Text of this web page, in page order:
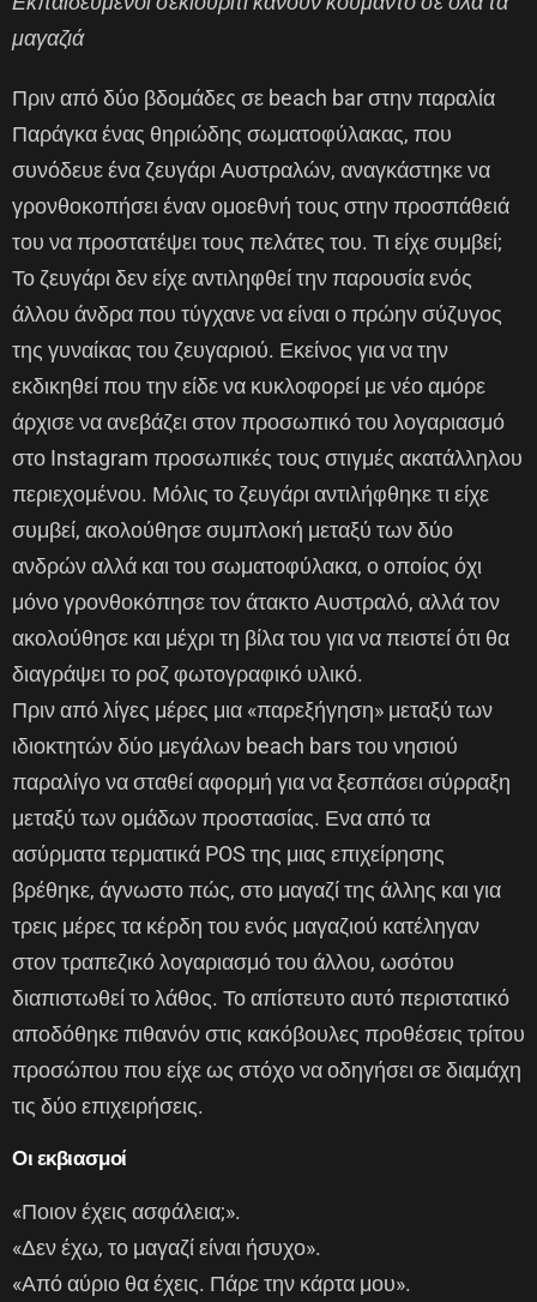
μαγαζιά
Πριν από δύο βδομάδες σε beach bar στην παραλία
Παράγκα ένας θηριώδης σωματοφύλακας, που
συνόδευε ένα ζευγάρι Αυστραλών, αναγκάστηκε να
γρονθοκοπήσει έναν ομοεθνή τους στην προσπάθειά
του να προστατέψει τους πελάτες του. Τι είχε συμβεί;
Το ζευγάρι δεν είχε αντιληφθεί την παρουσία ενός
άλλου άνδρα που τύγχανε να είναι ο πρώην σύζυγος
της γυναίκας του ζευγαριού. Εκείνος για να την
εκδικηθεί που την είδε να κυκλοφορεί με νέο αμόρε
άρχισε να ανεβάζει στον προσωπικό του λογαριασμό
στο Instagram προσωπικές τους στιγμές ακατάλληλου
περιεχομένου. Μόλις το ζευγάρι αντιλήφθηκε τι είχε
συμβεί, ακολούθησε συμπλοκή μεταξύ των δύο
ανδρών αλλά και του σωματοφύλακα, ο οποίος όχι
μόνο γρονθοκόπησε τον άτακτο Αυστραλό, αλλά τον
ακολούθησε και μέχρι τη βίλα του για να πειστεί ότι θα
διαγράψει το ροζ φωτογραφικό υλικό.
Πριν από λίγες μέρες μια «παρεξήγηση» μεταξύ των
ιδιοκτητών δύο μεγάλων beach bars του νησιού
παραλίγο να σταθεί αφορμή για να ξεσπάσει σύρραξη
μεταξύ των ομάδων προστασίας. Ενα από τα
ασύρματα τερματικά POS της μιας επιχείρησης
βρέθηκε, άγνωστο πώς, στο μαγαζί της άλλης και για
τρεις μέρες τα κέρδη του ενός μαγαζιού κατέληγαν
στον τραπεζικό λογαριασμό του άλλου, ωσότου
διαπιστωθεί το λάθος. Το απίστευτο αυτό περιστατικό
αποδόθηκε πιθανόν στις κακόβουλες προθέσεις τρίτου
προσώπου που είχε ως στόχο να οδηγήσει σε διαμάχη
τις δύο επιχειρήσεις.
Οι εκβιασμοί
«Ποιον έχεις ασφάλεια;».
«Δεν έχω, το μαγαζί είναι ήσυχο».
«Από αύριο θα έχεις. Πάρε την κάρτα μου».